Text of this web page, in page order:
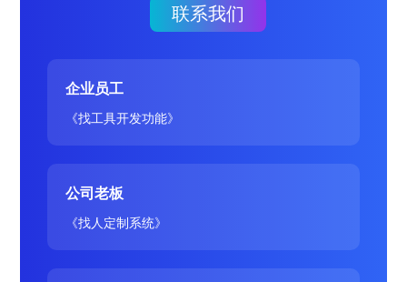
联系我们
企业员工
《找工具开发功能》
公司老板
《找人定制系统》